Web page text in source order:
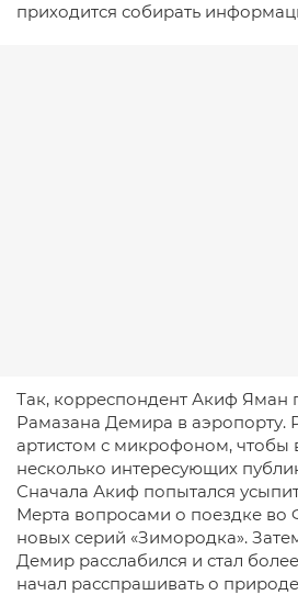
приходится собирать
Так, корреспондент Акиф Яман
Рамазана Демира в аэропорту.
артистом с микрофоном, чтобы
несколько интересующих
Сначала Акиф попытался
Мерта вопросами о поездке
новых серий «Зимородка».
Демир расслабился и стал
начал расспрашивать о